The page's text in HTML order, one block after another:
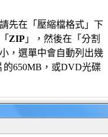
先在「壓縮檔格式」下
ZIP 」，然後在「分割
，選單中會自動列出幾
650MB，或DVD光碟